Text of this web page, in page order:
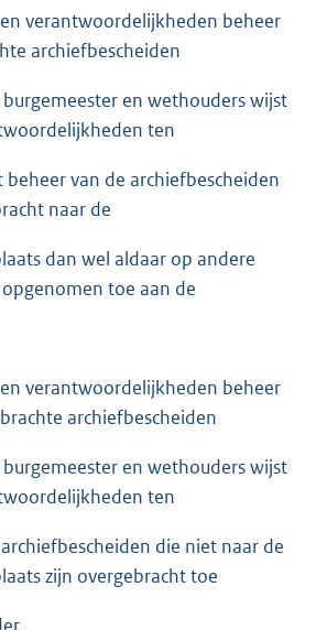
verantwoordelijkheden beheer
archiefbescheiden
en wethouders wijst
ten
beheer van de archiefbescheiden
naar de
dan wel aldaar op andere
toe aan de
verantwoordelijkheden beheer
archiefbescheiden
en wethouders wijst
ten
die niet naar de
zijn overgebracht toe